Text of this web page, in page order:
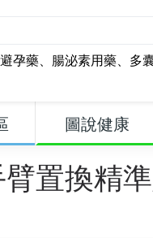
孕藥、 腸泌素用藥、 多
圖說健康
置換精